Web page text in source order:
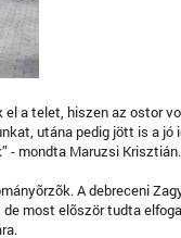
el a telet, hiszen az ostor
utána pedig jött is a jó
- mondta Maruzsi Krisztián.
A debreceni
most elõször tudta